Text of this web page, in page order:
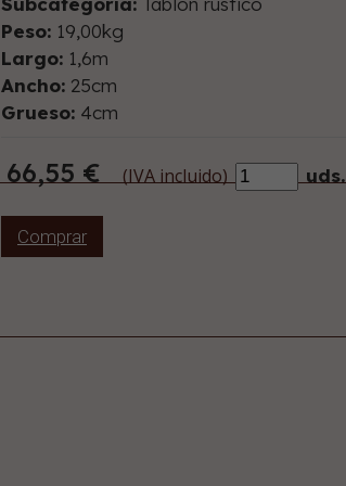
Peso: 19,00kg
Largo: 1,6m
Ancho: 25cm
Grueso: 4cm
66,55 € (IVA incluido) uds.
Comprar